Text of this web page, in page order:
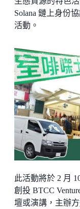
Solana 鏈上身份
活動。
此活動將於 2 月
創投 BTCC
壇或演講，主辦